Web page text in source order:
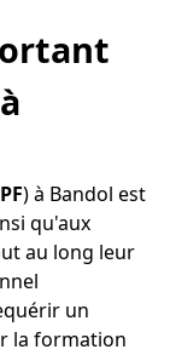
) à Bandol est
qu'aux
au long leur
un
la formation